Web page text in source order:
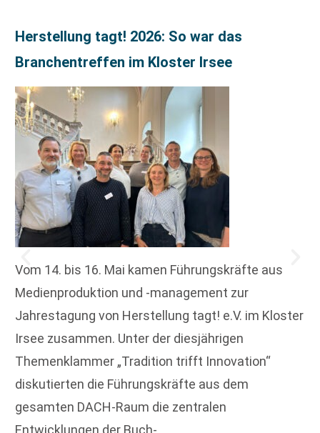
Herstellung tagt! 2026: So war das
Branchentreffen im Kloster Irsee
Vom 14. bis 16. Mai kamen Führungskräfte aus
Medienproduktion und -management zur
Jahrestagung von Herstellung tagt! e.V. im Kloster
Irsee zusammen. Unter der diesjährigen
Themenklammer „Tradition trifft Innovation“
diskutierten die Führungskräfte aus dem
gesamten DACH-Raum die zentralen
Entwicklungen der Buch-